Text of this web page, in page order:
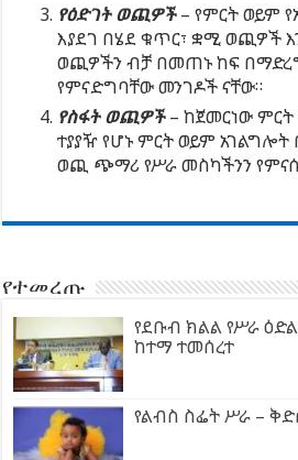
የዕድገት ወጪዎች– የምርት ወይም
እያደገ በሄደ ቁጥር፣ ቋሚ ወጪዎች
ወጪዎችን ብቻ በመጠኑ ከፍ
የምናድግባቸው መንገዶች ናቸው።
የስፋት ወጪዎች– ከጀመርነው
ተያያዥ የሆኑ ምርት ወይም
ወጪ ጭማሪ የሥራ መስካችንን
የተመረጡ
የደቡብ ክልል የሥራ
ከተማ ተመሰረተ
የልብስ ስፌት ሥራ –